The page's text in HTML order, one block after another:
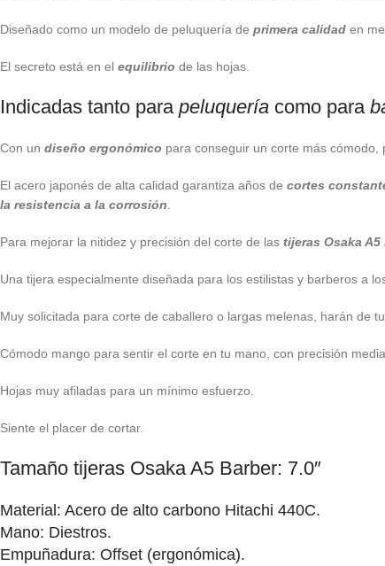
Diseñado como un modelo de peluquería de primera calidad en
El secreto está en el equilibrio de las hojas.
Indicadas tanto para peluquería como para
Con un diseño ergonómico para conseguir un corte más
El acero japonés de alta calidad garantiza años de cortes
la resistencia a la corrosión
Para mejorar la nitidez y precisión del corte de las tijeras Osaka A5
Una tijera especialmente diseñada para los estilistas y barberos a
Muy solicitada para corte de caballero o largas melenas, harán de
Cómodo mango para sentir el corte en tu mano, con precisión
Hojas muy afiladas para un mínimo esfuerzo.
Siente el placer de cortar.
Tamaño tijeras Osaka A5 Barber: 7.0″
Material: Acero de alto carbono Hitachi 440C.
Mano: Diestros.
Empuñadura: Offset (ergonómica).